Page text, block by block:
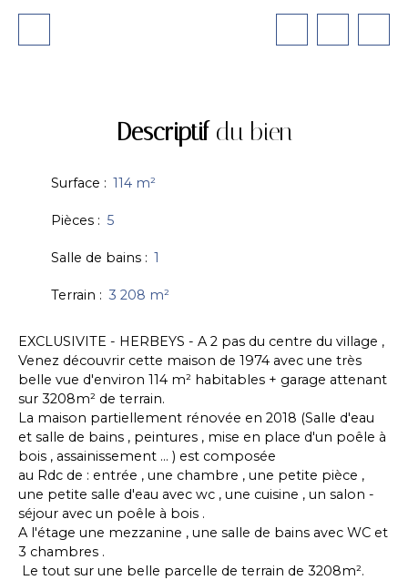
Descriptifdu bien
Surface : 114 m²
Pièces : 5
Salle de bains : 1
Terrain : 3 208 m²
EXCLUSIVITE - HERBEYS - A 2 pas du centre du village ,
Venez découvrir cette maison de 1974 avec une très
belle vue d'environ 114 m² habitables + garage attenant
sur 3208m² de terrain.
La maison partiellement rénovée en 2018 (Salle d'eau
et salle de bains , peintures , mise en place d'un poêle à
bois , assainissement ... ) est composée
au Rdc de : entrée , une chambre , une petite pièce ,
une petite salle d'eau avec wc , une cuisine , un salon -
séjour avec un poêle à bois .
A l'étage une mezzanine , une salle de bains avec WC et
3 chambres .
Le tout sur une belle parcelle de terrain de 3208m².